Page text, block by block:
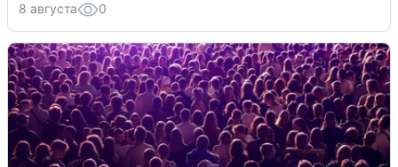
8 августа 0